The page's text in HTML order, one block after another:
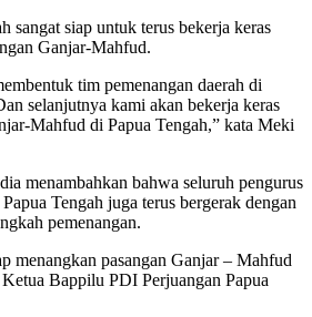
sangat siap untuk terus bekerja keras
Ganjar-Mahfud.
tim pemenangan daerah di
selanjutnya kami akan bekerja keras
Mahfud di Papua Tengah,” kata Meki
menambahkan bahwa seluruh pengurus
Tengah juga terus bergerak dengan
pemenangan.
menangkan pasangan Ganjar – Mahfud
Bappilu PDI Perjuangan Papua